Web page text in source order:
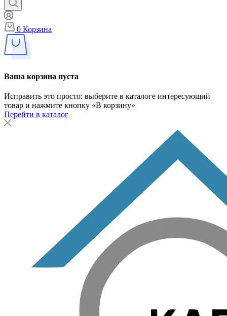
0 Корзина
Ваша корзина пуста
Исправить это просто: выберите в каталоге интересующий
товар и нажмите кнопку «В корзину»
Перейти в каталог